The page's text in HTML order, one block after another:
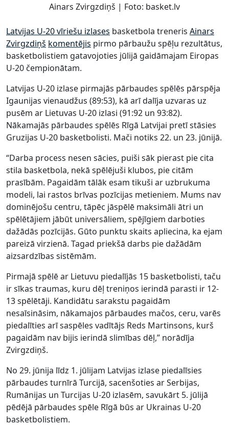
Ainars Zvirgzdiņš | Foto: basket.lv
Latvijas U-20 vīriešu izlases basketbola treneris Ainars
Zvirgzdiņš komentējis pirmo pārbaužu spēļu rezultātus,
basketbolistiem gatavojoties jūlijā gaidāmajam Eiropas
U-20 čempionātam.
Latvijas U-20 izlase pirmajās pārbaudes spēlēs pārspēja
Igaunijas vienaudžus (89:53), kā arī dalīja uzvaras uz
pusēm ar Lietuvas U-20 izlasi (91:92 un 93:82).
Nākamajās pārbaudes spēlēs Rīgā Latvijai pretī stāsies
Gruzijas U-20 basketbolisti. Mači notiks 22. un 23. jūnijā.
“Darba process nesen sācies, puiši sāk pierast pie cita
stila basketbola, nekā spēlējuši klubos, pie citām
prasībām. Pagaidām tālāk esam tikuši ar uzbrukuma
modeli, lai rastos brīvas pozīcijas metieniem. Mums nav
dominējošu centru, tāpēc jāspēlē maksimāli ātri un
spēlētājiem jābūt universāliem, spējīgiem darboties
dažādās pozīcijās. Gūto punktu skaits apliecina, ka ejam
pareizā virzienā. Tagad priekšā darbs pie dažādām
aizsardzības sistēmām.
Pirmajā spēlē ar Lietuvu piedalījās 15 basketbolisti, taču
ir sīkas traumas, kuru dēļ treniņos ierindā parasti ir 12-
13 spēlētāji. Kandidātu sarakstu pagaidām
nesaīsināsim, nākamajos pārbaudes mačos, ceru, varēs
piedalīties arī saspēles vadītājs Reds Martinsons, kurš
pagaidām nav bijis ierindā slimības dēļ,” norādīja
Zvirgzdiņš.
No 29. jūnija līdz 1. jūlijam Latvijas izlase piedalīsies
pārbaudes turnīrā Turcijā, sacenšoties ar Serbijas,
Rumānijas un Turcijas U-20 izlasēm, savukārt 5. jūlijā
pēdējā pārbaudes spēle Rīgā būs ar Ukrainas U-20
basketbolistiem.